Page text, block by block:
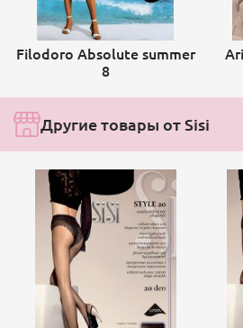
Filodoro Absolute summer
8
Другие товары от Sisi